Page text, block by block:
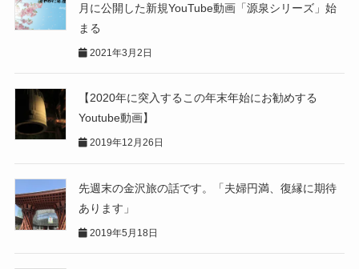
月に公開した新規YouTube動画「源泉シリーズ」始
まる
2021年3月2日
【2020年に突入するこの年末年始にお勧めする
Youtube動画】
2019年12月26日
先週末の金沢旅の話です。「夫婦円満、復縁に期待
あります」
2019年5月18日